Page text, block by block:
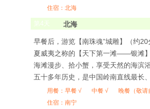
住宿：北海
第4天 北海
早餐后，游览【南珠魂”城雕】（约
夏威夷之称的【天下第一滩——银滩
海滩漫步、拾小蟹，享受天然的海滨
五十多年历史，是中国岭南直线最长
用餐： 早餐 √ 中餐 √
晚餐（敬请
住宿：南宁